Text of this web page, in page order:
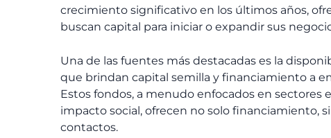
crecimiento significativo en los últimos años,
buscan capital para iniciar o expandir sus
Una de las fuentes más destacadas es la
que brindan capital semilla y financiamiento a
Estos fondos, a menudo enfocados en
impacto social, ofrecen no solo financiamiento,
contactos.